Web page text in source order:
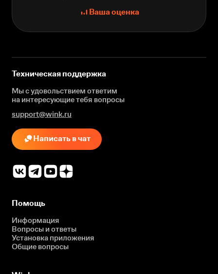
Ваша оценка
Техническая поддержка
Мы с удовольствием ответим
на интересующиетебя вопросы
support@wink.ru
Написать в чат
Помощь
Информация
Вопросы и ответы
Установка приложения
Общие вопросы